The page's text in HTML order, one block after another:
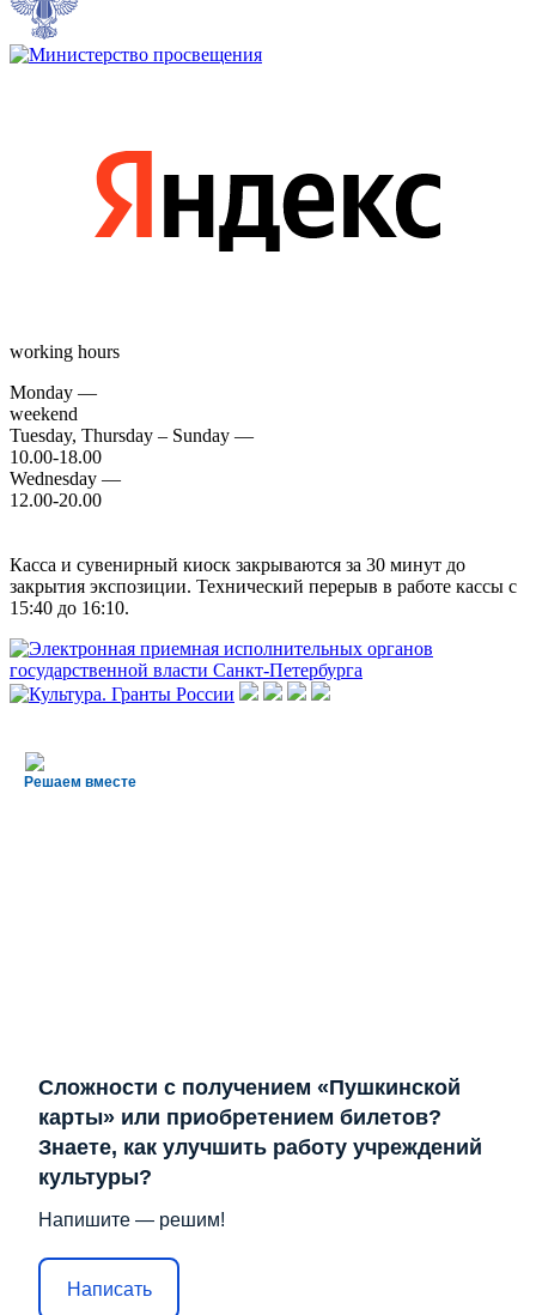
working hours
Monday —
weekend
Tuesday, Thursday – Sunday —
10.00-18.00
Wednesday —
12.00-20.00
Касса и сувенирный киоск закрываются за 30 минут до
закрытия экспозиции. Технический перерыв в работе кассы с
15:40 до 16:10.
Решаем вместе
Сложности с получением «Пушкинской
карты» или приобретением билетов?
Знаете, как улучшить работу учреждений
культуры?
Напишите — решим!
Написать